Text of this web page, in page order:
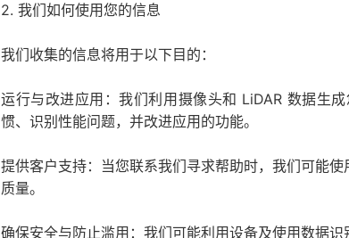
2. 我们如何使用您的信息
我们收集的信息将用于以下目的：
运行与改进应用：我们利用摄像头和 LiDAR 数据生
惯、识别性能问题，并改进应用的功能。
提供客户支持：当您联系我们寻求帮助时，我们可能
质量。
确保安全与防止滥用：我们可能利用设备及使用数据识